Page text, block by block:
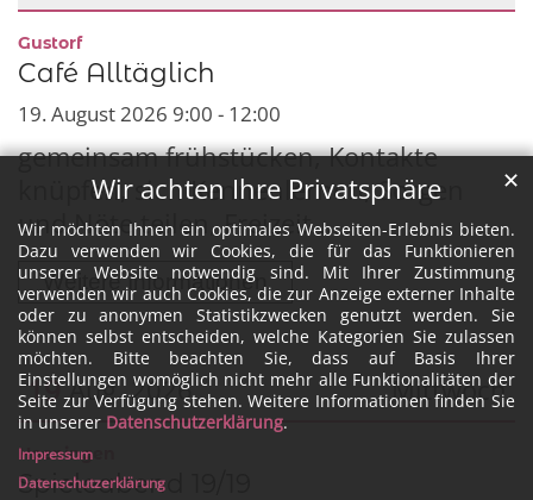
Wir achten Ihre Privatsphäre
Wir möchten Ihnen ein optimales Webseiten-Erlebnis bieten.
Dazu verwenden wir Cookies, die für das Funktionieren
unserer Website notwendig sind. Mit Ihrer Zustimmung
verwenden wir auch Cookies, die zur Anzeige externer Inhalte
oder zu anonymen Statistikzwecken genutzt werden. Sie
können selbst entscheiden, welche Kategorien Sie zulassen
möchten. Bitte beachten Sie, dass auf Basis Ihrer
Einstellungen womöglich nicht mehr alle Funktionalitäten der
Seite zur Verfügung stehen. Weitere Informationen finden Sie
in unserer Datenschutzerklärung.
✕
Impressum
Datenschutzerklärung
Datum: 19. August 2026
Gustorf:
Café Alltäglich
19. August 2026 9:00 - 12:00
gemeinsam frühstücken, Kontakte
knüpfen, sich Kennenlernen, Sorgen
und Nöte teilen, Freizeit ...
Weitere Informationen
Mittwoch
19 Aug. 2026
Datum: 19. August 2026
Hoeningen
Spieleabend 19/19